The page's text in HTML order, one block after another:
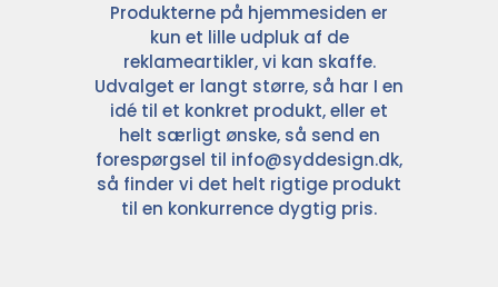
Produkterne på hjemmesiden er
kun et lille udpluk af de
reklameartikler, vi kan skaffe.
Udvalget er langt større, så har I en
idé til et konkret produkt, eller et
helt særligt ønske, så send en
forespørgsel til info@syddesign.dk,
så finder vi det helt rigtige produkt
til en konkurrence dygtig pris.